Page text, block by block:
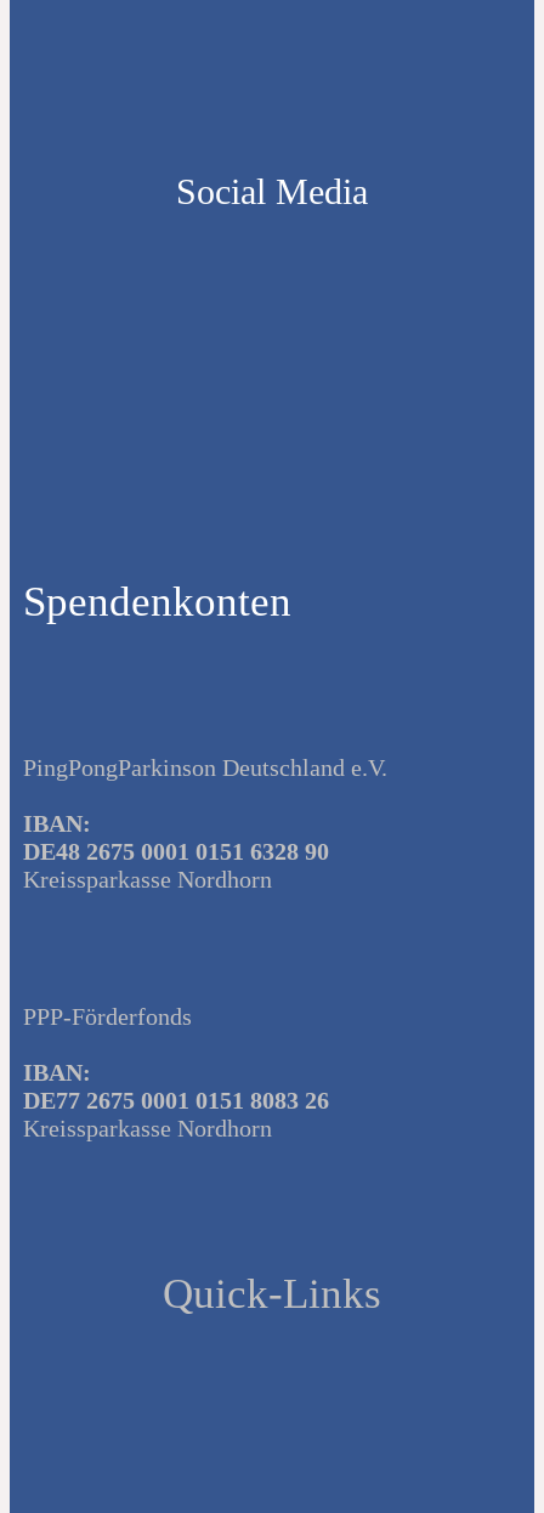
Social Media
Spendenkonten
PingPongParkinson Deutschland e.V.
IBAN:
DE48 2675 0001 0151 6328 90
Kreissparkasse Nordhorn
PPP-Förderfonds
IBAN:
DE77 2675 0001 0151 8083 26
Kreissparkasse Nordhorn
Quick-Links